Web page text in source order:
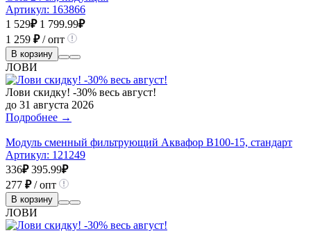
Артикул: 163866
1 529₽ 1 799.99₽
1 259 ₽/ опт
В корзину
ЛОВИ
Лови скидку! -30% весь август!
до 31 августа 2026
Подробнее →
Модуль сменный фильтрующий Аквафор В100-15, стандарт
Артикул: 121249
336₽ 395.99₽
277 ₽/ опт
В корзину
ЛОВИ